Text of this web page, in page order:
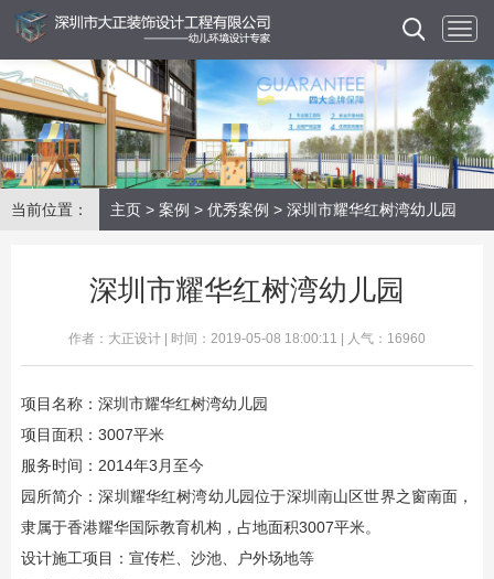
当前位置： 主页 > 案例 > 优秀案例 > 深圳市耀华红树湾幼儿园
深圳市耀华红树湾幼儿园
作者：大正设计 | 时间：2019-05-08 18:00:11 | 人气：16960
项目名称：深圳市耀华红树湾幼儿园
项目面积：3007平米
服务时间：2014年3月至今
园所简介：深圳耀华红树湾幼儿园位于深圳南山区世界之窗南面，
隶属于香港耀华国际教育机构，占地面积3007平米。
设计施工项目：宣传栏、沙池、户外场地等